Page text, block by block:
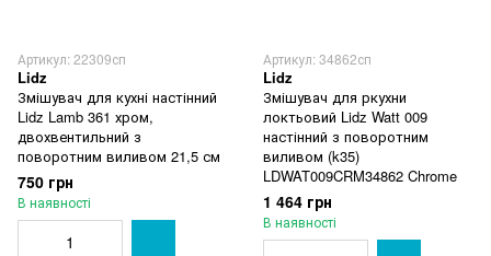
Артикул: 22309сп
Lidz
Змішувач для кухні настінний
Lidz Lamb 361 хром,
двохвентильний з
поворотним виливом 21,5 см
750 грн
В наявності
Артикул: 34862сп
Lidz
Змішувач для ркухни
локтьовий Lidz Watt 009
настінний з поворотним
виливом (k35)
LDWAT009CRM34862 Chrome
1 464 грн
В наявності